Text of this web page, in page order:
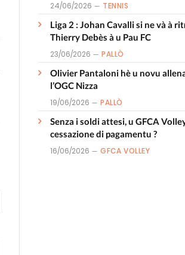
24/06/2026 TENNIS
Liga 2 : Johan Cavalli si ne và à
Thierry Debès à u Pau FC
23/06/2026 PALLÒ
Olivier Pantaloni hè u novu
l’OGC Nizza
19/06/2026 PALLÒ
Senza i soldi attesi, u GFCA
cessazione di pagamentu ?
16/06/2026 GFCA VOLLEY